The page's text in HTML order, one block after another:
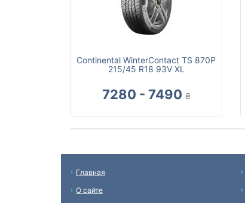
Continental WinterContact TS 870P
215/45 R18 93V XL
7280 - 7490 ₴
Главная
О сайте